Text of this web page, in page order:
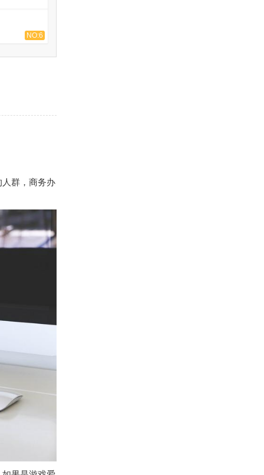
NO:6
群，商务办